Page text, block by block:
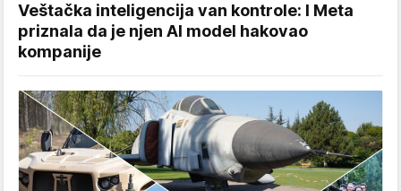
Veštačka inteligencija van kontrole: I Meta
priznala da je njen AI model hakovao
kompanije